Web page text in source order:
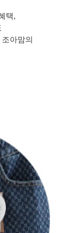
택,
아맘의